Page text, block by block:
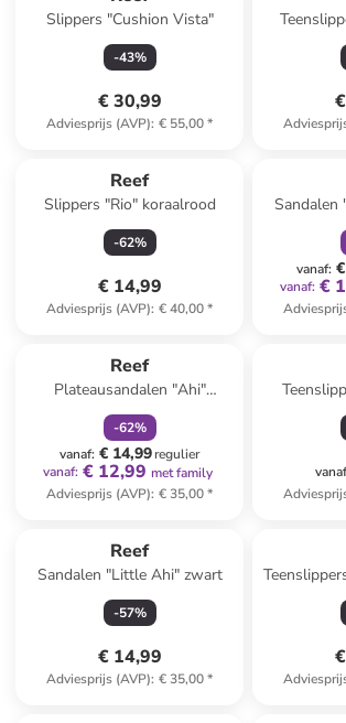
Slippers "Cushion Vista"
-43%
€ 30,99
Adviesprijs (AVP): € 55,00*
Reef
Slippers "Rio" koraalrood
-62%
€ 14,99
Adviesprijs (AVP): € 40,00*
vanaf:
vanaf: €
Reef
Plateausandalen "Ahi"
geel/beige
-62%
vanaf: € 14,99regulier
vanaf: € 12,99 met family
Adviesprijs (AVP): € 35,00*
vanaf
Reef
Sandalen "Little Ahi" zwart
-57%
€ 14,99
Adviesprijs (AVP): € 35,00*